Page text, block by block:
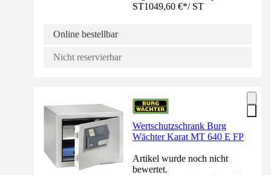
ST1049,60 €*/ ST
Online bestellbar
Nicht reservierbar
Wertschutzschrank Burg
Wächter Karat MT 640 E FP
Artikel wurde noch nicht
bewertet.